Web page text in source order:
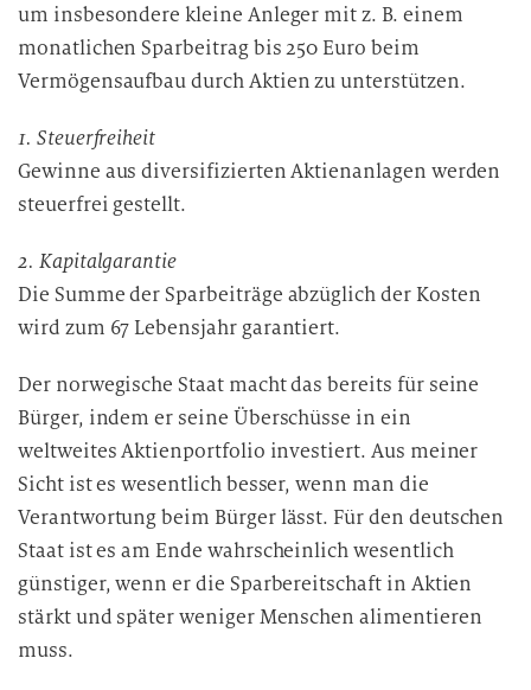
um insbesondere kleine Anleger mit z. B. einem
monatlichen Sparbeitrag bis 250 Euro beim
Vermögensaufbau durch Aktien zu unterstützen.
1. Steuerfreiheit
Gewinne aus diversifizierten Aktienanlagen werden
steuerfrei gestellt.
2. Kapitalgarantie
Die Summe der Sparbeiträge abzüglich der Kosten
wird zum 67 Lebensjahr garantiert.
Der norwegische Staat macht das bereits für seine
Bürger, indem er seine Überschüsse in ein
weltweites Aktienportfolio investiert. Aus meiner
Sicht ist es wesentlich besser, wenn man die
Verantwortung beim Bürger lässt. Für den deutschen
Staat ist es am Ende wahrscheinlich wesentlich
günstiger, wenn er die Sparbereitschaft in Aktien
stärkt und später weniger Menschen alimentieren
muss.